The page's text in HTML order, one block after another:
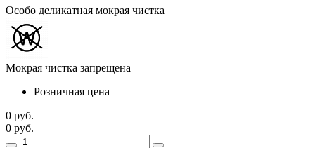
Особо деликатная мокрая чистка
Мокрая чистка запрещена
Розничная цена
0 руб.
0 руб.